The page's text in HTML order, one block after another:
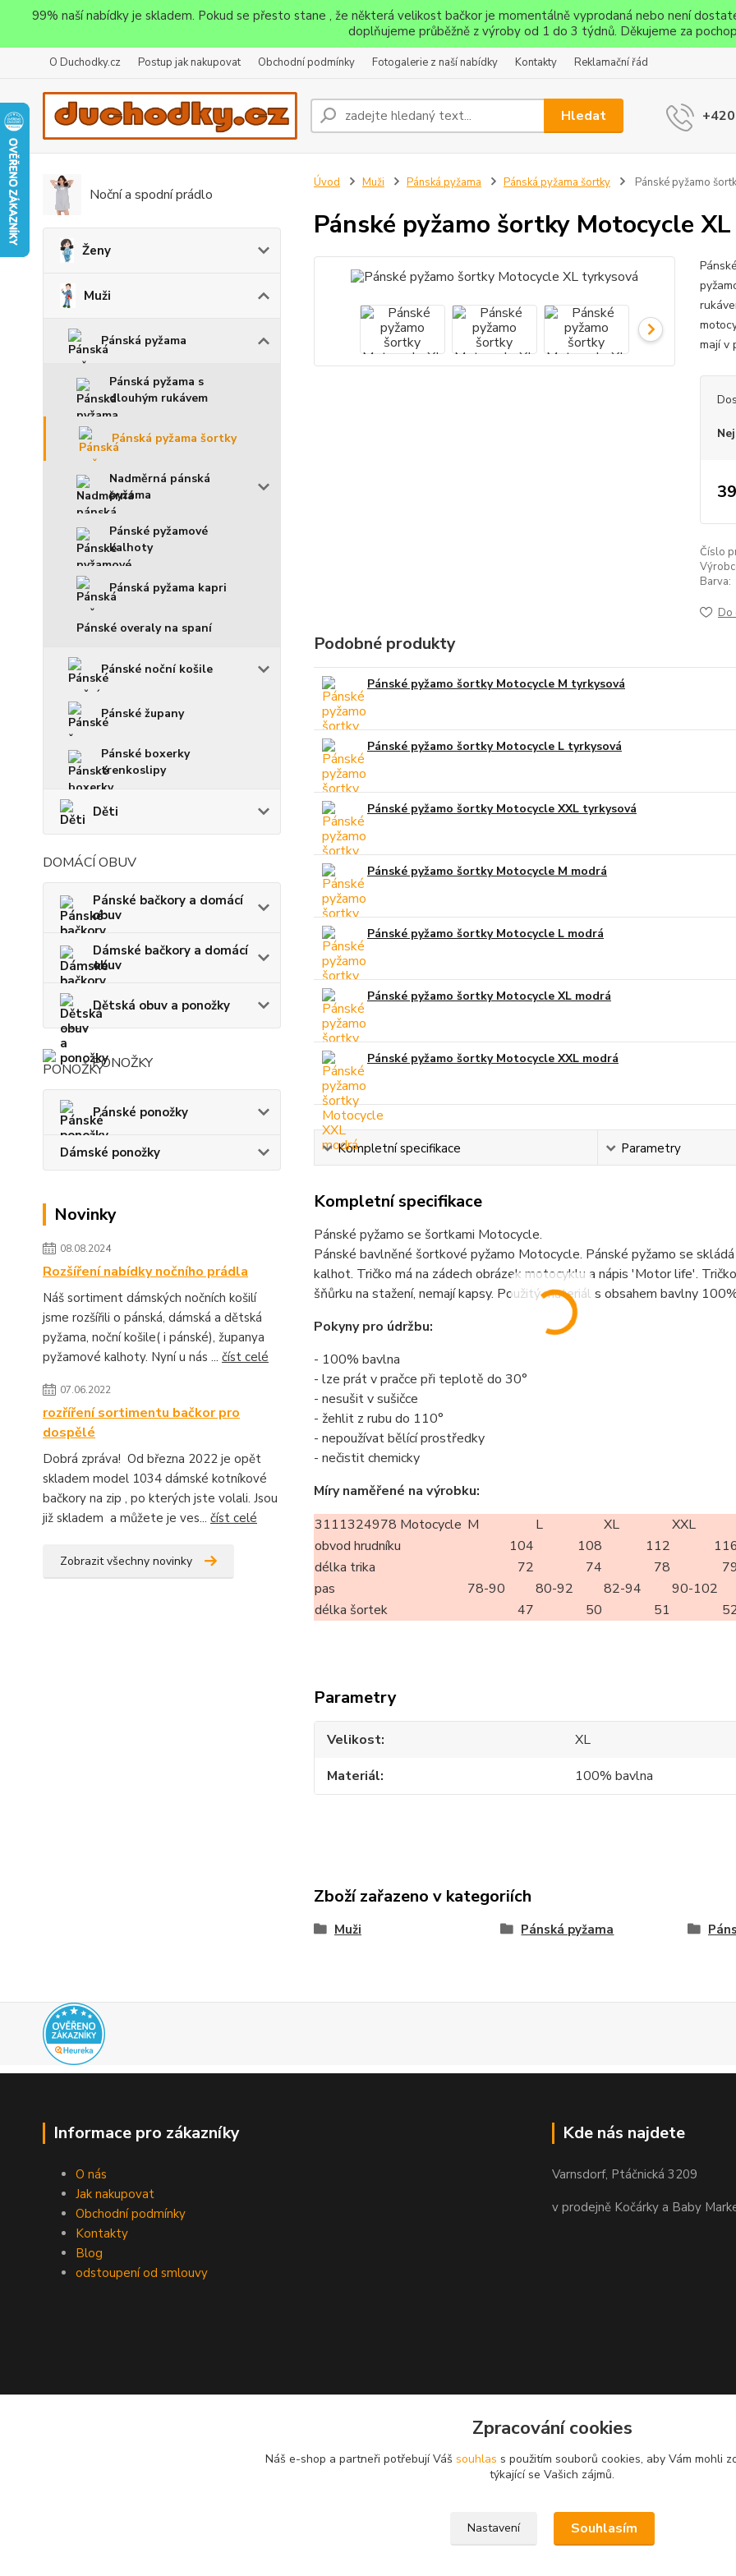
99% naší nabídky je skladem. Pokud se přesto stane , že některá velikost bačkor je momentálně vyprodaná nebo není
doplňujeme průběžně z výroby od 1 do 3 týdnů. Děkujeme za
O Duchodky.cz Postup jak nakupovat Obchodní podmínky Fotogalerie z naší nabídky Kontakty Reklamační řád
Hledat
Noční a spodní prádlo
Ženy
Muži
Pánská pyžama
Pánská pyžama s
dlouhým rukávem
Pánská pyžama šortky
Nadměrná pánská
pyžama
Pánské pyžamové
kalhoty
Pánská pyžama kapri
Pánské overaly na spaní
Pánské noční košile
Pánské župany
Pánské boxerky
trenkoslipy
Děti
DOMÁCÍ OBUV
Pánské bačkory a domácí
obuv
Dámské bačkory a domácí
obuv
Dětská obuv a ponožky
PONOŽKY
Pánské ponožky
Dámské ponožky
Novinky
08.08.2024
Rozšíření nabídky nočního prádla
Náš sortiment dámských nočních košilí
jsme rozšířili o pánská, dámská a dětská
pyžama, noční košile( i pánské), županya
pyžamové kalhoty. Nyní u nás ... číst celé
07.06.2022
rozříření sortimentu bačkor pro
dospělé
Dobrá zpráva! Od března 2022 je opět
skladem model 1034 dámské kotníkové
bačkory na zip , po kterých jste volali. Jsou
již skladem a můžete je ves... číst celé
Zobrazit všechny novinky
Úvod Muži Pánská pyžama Pánská pyžama šortky Pánské pyžamo
Pánské pyžamo šortky Motocycle
mají v
Číslo
Barva:
Do
Podobné produkty
Pánské pyžamo šortky Motocycle M tyrkysová
Pánské pyžamo šortky Motocycle L tyrkysová
Pánské pyžamo šortky Motocycle XXL tyrkysová
Pánské pyžamo šortky Motocycle M modrá
Pánské pyžamo šortky Motocycle L modrá
Pánské pyžamo šortky Motocycle XL modrá
Pánské pyžamo šortky Motocycle XXL modrá
Kompletní specifikace Parametry
Kompletní specifikace
Pánské pyžamo se šortkami Motocycle.
Pánské bavlněné šortkové pyžamo Motocycle. Pánské pyžamo se
kalhot. Tričko má na zádech obrázek motocyklu a nápis 'Motor life'.
šňůrku na stažení, nemají kapsy. Použitý materiál s obsahem bavlny
Pokyny pro údržbu:
- 100% bavlna
- lze prát v pračce při teplotě do 30°
- nesušit v sušičce
- žehlit z rubu do 110°
- nepoužívat bělící prostředky
- nečistit chemicky
Míry naměřené na výrobku:
3111324978 Motocycle M L XL
XXL
obvod hrudníku
104 108 112
116
délka trika
72 74 78
79
pas
78-90 80-92 82-94
90-102
délka šortek
47 50 51
Parametry
Velikost
XL
Materiál
100% bavlna
Zboží zařazeno v kategoriích
Muži Pánská pyžama
Informace pro zákazníky
O nás
Jak nakupovat
Obchodní podmínky
Kontakty
Blog
odstoupení od smlouvy
Kde nás najdete
Varnsdorf, Ptáčnická 3209
v prodejně Kočárky a Baby
Zpracování cookies
Náš e-shop a partneři potřebují Váš souhlas s použitím souborů cookies, aby Vám mohli
týkající se Vašich zájmů.
Nastavení Souhlasím